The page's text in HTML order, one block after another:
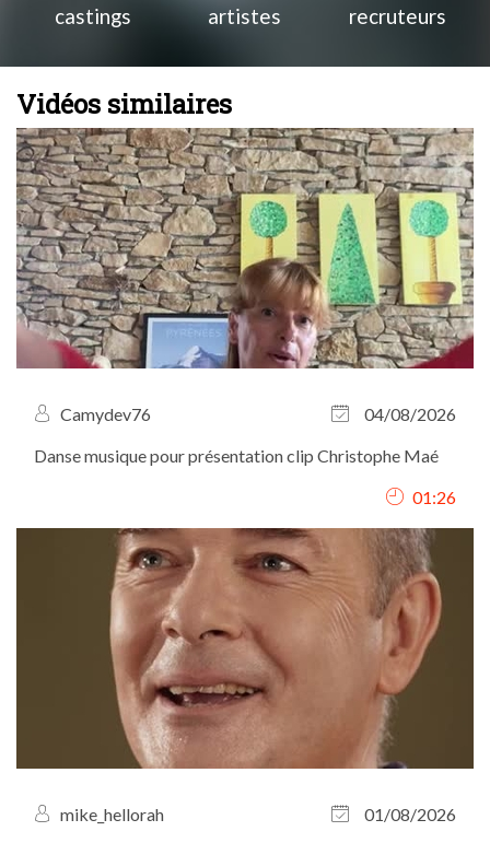
castings
artistes
recruteurs
Vidéos similaires
Camydev76
04/08/2026
Danse musique pour présentation clip Christophe Maé
01:26
mike_hellorah
01/08/2026